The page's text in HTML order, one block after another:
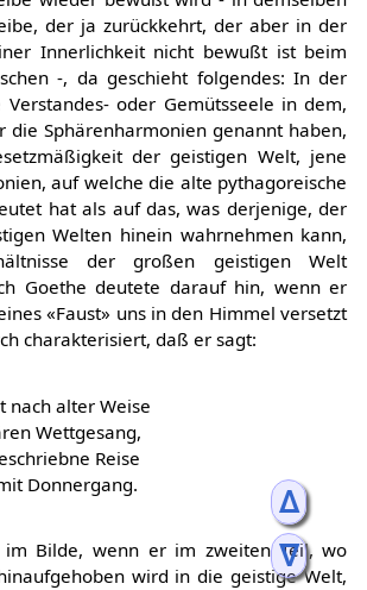
ᐃ
ᐁ
der ja zurückkehrt, der aber in der
Innerlichkeit nicht bewußt ist beim
-, da geschieht folgendes: In der
oder Gemütsseele in dem,
die Sphärenharmonien genannt haben,
der geistigen Welt, jene
auf welche die alte pythagoreische
hat als auf das, was derjenige, der
Welten hinein wahrnehmen kann,
der großen geistigen Welt
Goethe deutete darauf hin, wenn er
«Faust» uns in den Himmel versetzt
charakterisiert, daß er sagt:
nach alter Weise
Wettgesang,
Reise
Donnergang.
Bilde, wenn er im zweiten Teil, wo
wird in die geistige Welt,